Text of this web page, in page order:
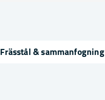
Frässtål & sammanfogning